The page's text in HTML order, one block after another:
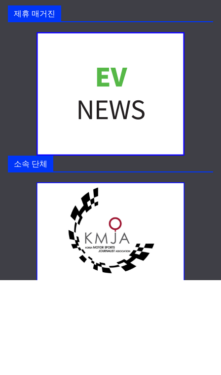
제휴 매거진
소속 단체